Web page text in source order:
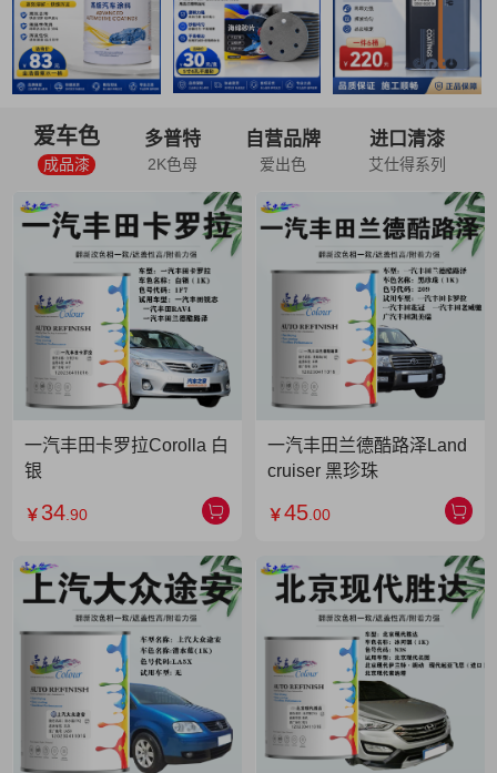
爱车色
成品漆
多普特
2K色母
自营品牌
爱出色
进口清漆
艾仕得系列
一汽丰田卡罗拉Corolla 白
银
￥ 34 .90
一汽丰田兰德酷路泽Land
cruiser 黑珍珠
￥45 .00